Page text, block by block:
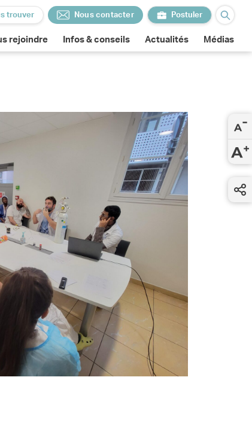
trouver
Nous contacter
Nous contacter
Postuler
Postuler
rejoindre Infos & conseils Actualités Médias